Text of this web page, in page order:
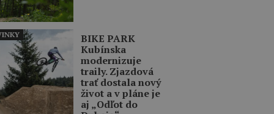
BIKE PARK
Kubínska
modernizuje
traily. Zjazdová
trať dostala nový
život a v pláne je
aj „Odľot do